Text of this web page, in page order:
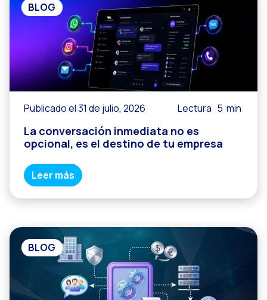
BLOG
Publicado el 31 de julio, 2026 Lectura 5 min
La conversación inmediata no es
opcional, es el destino de tu empresa
Leer más
BLOG